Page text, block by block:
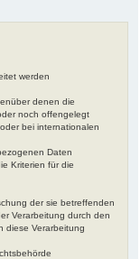
werden
denen die
noch offengelegt
bei internationalen
Daten
Kriterien für die
der sie betreffenden
Verarbeitung durch den
diese Verarbeitung